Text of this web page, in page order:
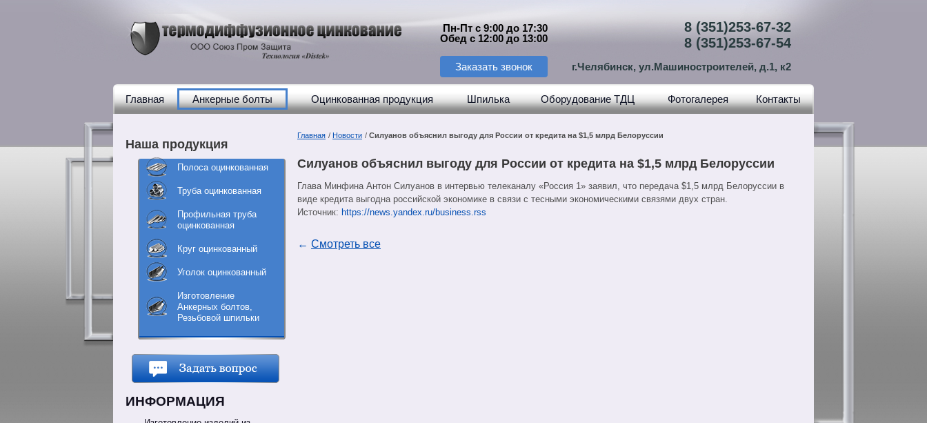
Пн-Пт с 9:00 до 17:30
Обед с 12:00 до 13:00
8 (351)253-67-32
8 (351)253-67-54
Заказать звонок г.Челябинск, ул.Машиностроителей, д.1, к2
Главная Анкерные болты Оцинкованная продукция Шпилька Оборудование ТДЦ Фотогалерея Контакты
Наша продукция
Полоса оцинкованная
Труба оцинкованная
Профильная труба
оцинкованная
Круг оцинкованный
Уголок оцинкованный
Изготовление
Анкерных болтов,
Резьбовой шпильки
ИНФОРМАЦИЯ
Главная / Новости / Силуанов объяснил выгоду для России от кредита на $1,5 млрд Белоруссии
Силуанов объяснил выгоду для России от кредита на $1,5 млрд Белоруссии
Глава Минфина Антон Силуанов в интервью телеканалу «Россия 1» заявил, что передача $1,5 млрд Белоруссии в
виде кредита выгодна российской экономике в связи с тесными экономическими связями двух стран.
Источник: https://news.yandex.ru/business.rss
← Смотреть все